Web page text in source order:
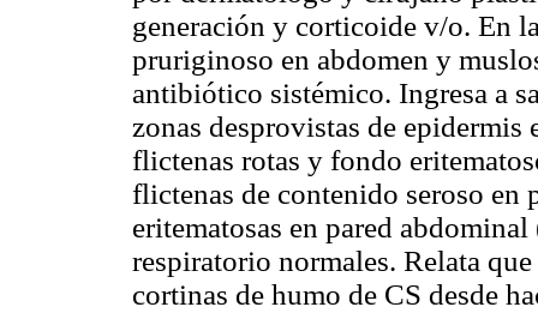
generación y corticoide v/o. En
pruriginoso en abdomen y
antibiótico sistémico. Ingresa a
zonas desprovistas de
flictenas rotas y fondo
flictenas de contenido seroso en
eritematosas en pared abdominal
respiratorio normales. Relata
cortinas de humo de CS desde